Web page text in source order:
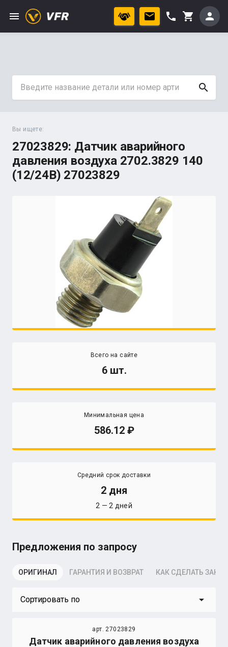
menu phone shopping_cart person
search
Вы ищете:
27023829: Датчик аварийного
давления воздуха 2702.3829 140
(12/24В) 27023829
Всего на сайте
6 шт.
Минимальная цена
586.12
Средний срок доставки
2 дня
2 — 2 дней
Предложения по запросу
ОРИГИНАЛ ГАРАНТИЯ И ВОЗВРАТ КАК СДЕЛАТЬ
Сортировать по arrow_drop_down
арт. 27023829
Датчик аварийного давления воздуха